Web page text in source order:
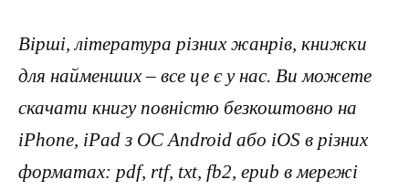
Вірші, література різних жанрів, книжки
для найменших – все це є у нас. Ви можете
скачати книгу повністю безкоштовно на
iPhone, iPad з ОС Android або iOS в різних
форматах: pdf, rtf, txt, fb2, epub в мережі